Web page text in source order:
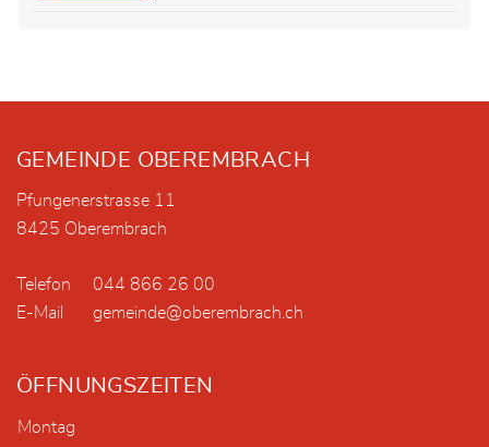
Fusszeile
GEMEINDE OBEREMBRACH
Pfungenerstrasse 11
8425 Oberembrach
Telefon
044 866 26 00
E-Mail
gemeinde@oberembrach.ch
ÖFFNUNGSZEITEN
Montag